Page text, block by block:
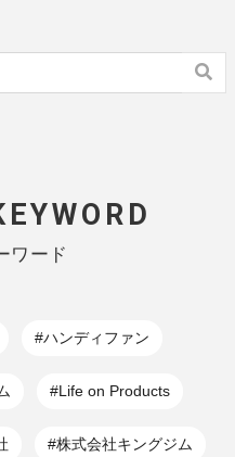
ワード
#ハンディファン
#Life on Products
#株式会社キングジム